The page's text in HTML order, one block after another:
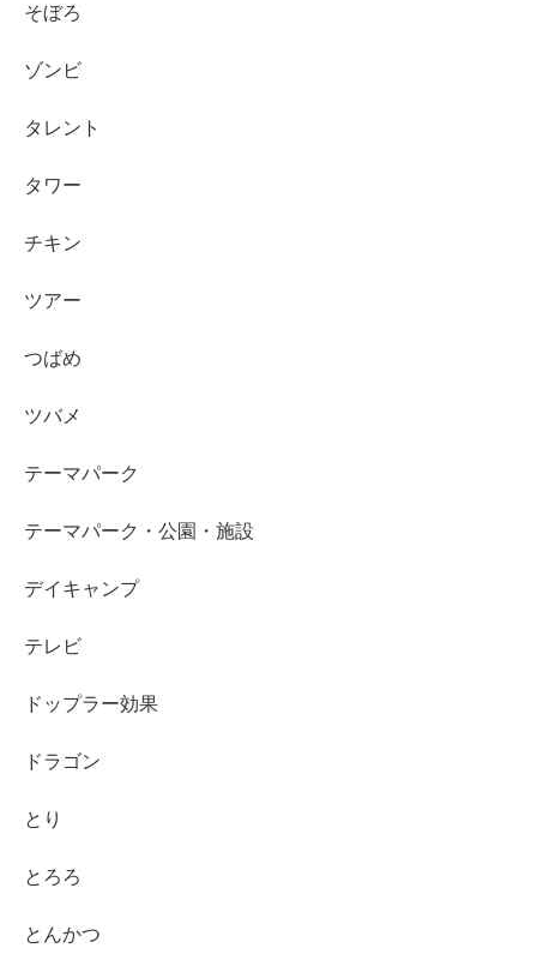
そぼろ
ゾンビ
タレント
タワー
チキン
ツアー
つばめ
ツバメ
テーマパーク
テーマパーク・公園・施設
デイキャンプ
テレビ
ドップラー効果
ドラゴン
とり
とろろ
とんかつ